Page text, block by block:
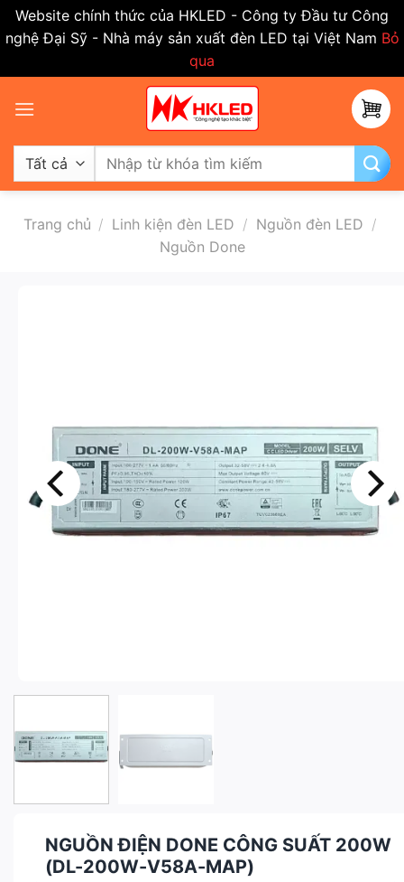
Website chính thức của HKLED - Công ty Đầu tư Công
nghệ Đại Sỹ - Nhà máy sản xuất đèn LED tại Việt Nam Bỏ
qua
qua
dung
Tìm
kiếm:
Trang chủ / Linh kiện đèn LED / Nguồn đèn LED /
Nguồn Done
NGUỒN ĐIỆN DONE CÔNG SUẤT 200W
(DL-200W-V58A-MAP)